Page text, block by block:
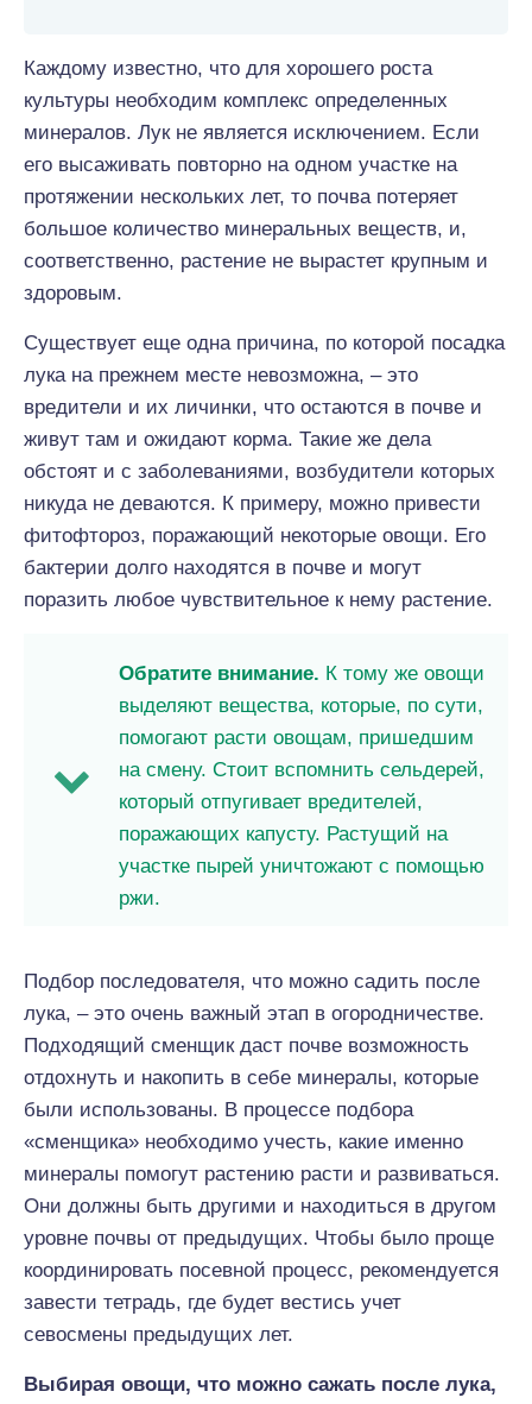
Каждому известно, что для хорошего роста
культуры необходим комплекс определенных
минералов. Лук не является исключением. Если
его высаживать повторно на одном участке на
протяжении нескольких лет, то почва потеряет
большое количество минеральных веществ, и,
соответственно, растение не вырастет крупным и
здоровым.
Существует еще одна причина, по которой посадка
лука на прежнем месте невозможна, – это
вредители и их личинки, что остаются в почве и
живут там и ожидают корма. Такие же дела
обстоят и с заболеваниями, возбудители которых
никуда не деваются. К примеру, можно привести
фитофтороз, поражающий некоторые овощи. Его
бактерии долго находятся в почве и могут
поразить любое чувствительное к нему растение.
Обратите внимание. К тому же овощи
выделяют вещества, которые, по сути,
помогают расти овощам, пришедшим
на смену. Стоит вспомнить сельдерей,
который отпугивает вредителей,
поражающих капусту. Растущий на
участке пырей уничтожают с помощью
ржи.
Подбор последователя, что можно садить после
лука, – это очень важный этап в огородничестве.
Подходящий сменщик даст почве возможность
отдохнуть и накопить в себе минералы, которые
были использованы. В процессе подбора
«сменщика» необходимо учесть, какие именно
минералы помогут растению расти и развиваться.
Они должны быть другими и находиться в другом
уровне почвы от предыдущих. Чтобы было проще
координировать посевной процесс, рекомендуется
завести тетрадь, где будет вестись учет
севосмены предыдущих лет.
Выбирая овощи, что можно сажать после лука,